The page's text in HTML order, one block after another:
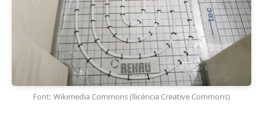
Font: Wikimedia Commons (llicència Creative Commons)